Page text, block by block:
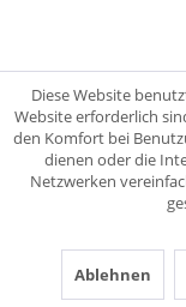
Diese Website
Website erforderlich
den Komfort bei
dienen oder die
Netzwerken
Ablehnen